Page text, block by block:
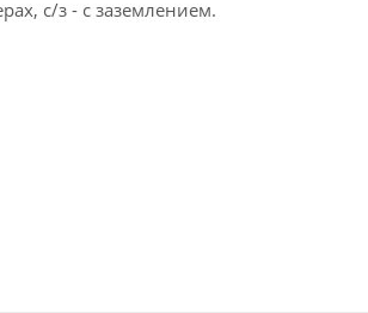
с/з - с заземлением.